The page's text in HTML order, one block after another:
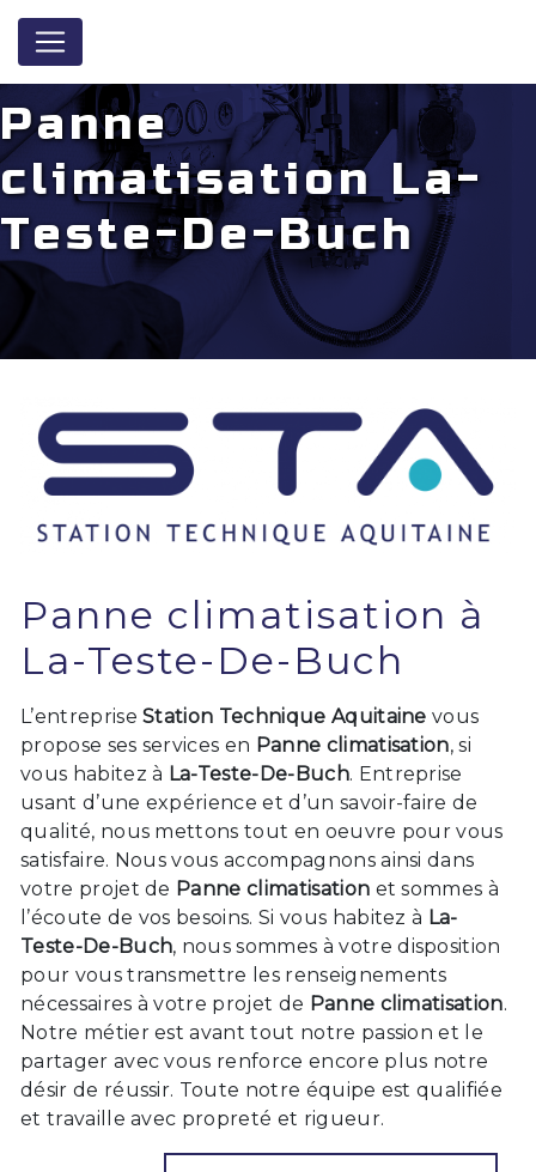
Panne
climatisation La-
Teste-De-Buch
Panne climatisation à
La-Teste-De-Buch
L’entrepriseStation Technique Aquitaine vous
propose ses services en Panne climatisation, si
vous habitez à La-Teste-De-Buch. Entreprise
usant d’une expérience et d’un savoir-faire de
qualité, nous mettons tout en oeuvre pour vous
satisfaire. Nous vous accompagnons ainsi dans
votre projet de Panne climatisation et sommes à
l’écoute de vos besoins. Si vous habitez à La-
Teste-De-Buch, nous sommes à votre disposition
pour vous transmettre les renseignements
nécessaires à votre projet de Panne climatisation.
Notre métier est avant tout notre passion et le
partager avec vous renforce encore plus notre
désir de réussir. Toute notre équipe est qualifiée
et travaille avec propreté et rigueur.
Panneau de gestion des cookies